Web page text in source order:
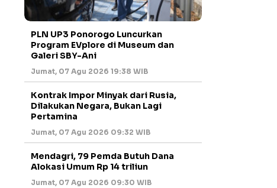
PLN UP3 Ponorogo Luncurkan
Program EVplore di Museum dan
Galeri SBY-Ani
Jumat, 07 Agu 2026 19:38 WIB
Kontrak Impor Minyak dari Rusia,
Dilakukan Negara, Bukan Lagi
Pertamina
Jumat, 07 Agu 2026 09:32 WIB
Mendagri, 79 Pemda Butuh Dana
Alokasi Umum Rp 14 triliun
Jumat, 07 Agu 2026 09:30 WIB